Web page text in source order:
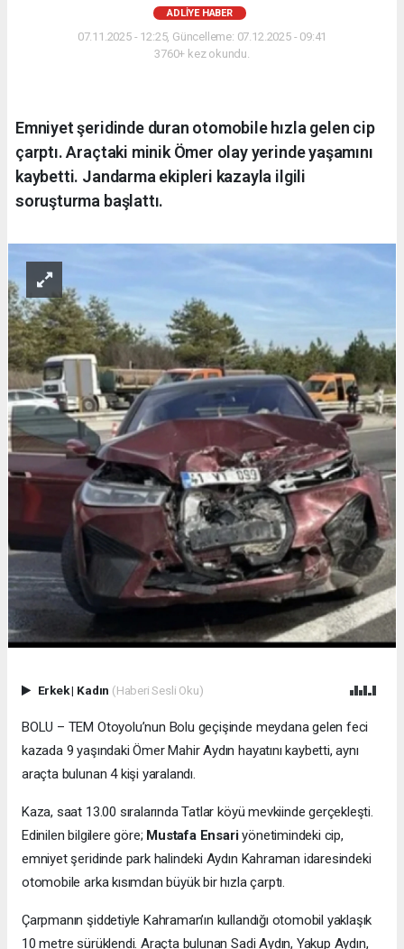
ADLIYE HABER
07.11.2025 - 12:25, Güncelleme: 07.12.2025 - 09:41
3760+ kez okundu.
Emniyet şeridinde duran otomobile hızla gelen cip
çarptı. Araçtaki minik Ömer olay yerinde yaşamını
kaybetti. Jandarma ekipleri kazayla ilgili
soruşturma başlattı.
Erkek| Kadın (Haberi Sesli Oku)
BOLU – TEM Otoyolu’nun Bolu geçişinde meydana gelen feci
kazada 9 yaşındaki Ömer Mahir Aydın hayatını kaybetti, aynı
araçta bulunan 4 kişi yaralandı.
Kaza, saat 13.00 sıralarında Tatlar köyü mevkiinde gerçekleşti.
Edinilen bilgilere göre; Mustafa Ensariyönetimindeki cip,
emniyet şeridinde park halindeki Aydın Kahraman idaresindeki
otomobile arka kısımdan büyük bir hızla çarptı.
Çarpmanın şiddetiyle Kahraman’ın kullandığı otomobil yaklaşık
10 metre sürüklendi. Araçta bulunan Sadi Aydın, Yakup Aydın,